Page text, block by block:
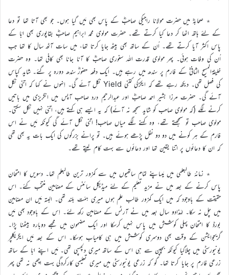
٭ صحابہؓ میں حضرت مولانا راجیکی صاحبؓ کے پاس بھی مَیں گیا ہوں۔ جو بھی آتا تھا تو دعا
کے لئے ہاتھ اٹھا کر دعا کیا کرتے تھے۔ حضرت مولوی محمد ابراہیم صاحبؓ بقاپوری بھی ابّا کے
پاس اکثر آیا کرتے تھے۔ اُن کے ساتھ بھی بیٹھ جایا کرتا تھا، میں سات آٹھ سال کا تھا جب
اُن کی وفات ہوئی۔ پھر مولوی قدرت اللہ سنوری صاحبؓ کا آنا جانا بھی کافی تھا۔ وہ حضرت
خلیفۃالمسیح الثانیؓ کے فارم پر سندھ میں رہے ہیں۔ ایک دفعہ حضورؓ سندھ دورہ پر گئے۔ شاید کپاس
کی فصل تھی۔ دیکھ رہے تھے کہ ایکڑکی کتنی Yield نکل آئے گی۔ اِنہوں نے کہا کہ اتنی نکل
آئے گی۔ حضرت مرزا بشیر احمد صاحبؓ اور عبدالرحیم درد صاحب آپس میں انگریزی میں باتیں
کرنے لگے (کہ مولوی صاحب کو شاید سمجھ نہ آئے) کہ یہ ایسے ہی کہتے ہیں، اتنی نہیں نکل سکتی۔
مولوی صاحب تو سمجھتے تھے، وہ کہنے لگے میاں صاحب! اتنی نکل آئے گی کیونکہ مَیں نے اس
فارم کے ہر کونے میں دو دو نفل پڑھے ہوئے ہیں۔ تو پرانے بزرگوں کی ایک بات یہ بھی تھی
کہ ان کا دعائوں پر اتنا یقین تھا اور دعائوں سے بہت کام لیتے تھے۔
٭ زمانۂ طالبعلمی میں مَیںاپنے تمام ساتھیوں میں سے کمزور ترین طالبعلم تھا۔ دسویں کا امتحان
پاس کرنے کے بعد میں نے مزید تعلیم کے لئے میڈیکل سائنس کے مضامین منتخب کئے۔ اس
حقیقت کے باوجود کہ میں ایک کمزور طالب علم ہوں میری ہمّت بلند تھی۔ البتہ مَیں ان مضامین
میں چل نہ سکا۔ لہٰذادو سال بعد میں نے آرٹس کے مضامین رکھ لئے۔ اِس کے باوجود بھی مَیں
بورڈ کا امتحان پہلی کوشش میں پاس نہیں کرسکا اور ایک مضمون میں مجھے دوبارہ بیٹھنا پڑا۔
گریجوایشن کے وقت بھی دوسری کوشش میں ہی کامیاب ہوسکا۔ اس کے بعد مَیں ایگریکلچر
یونیورسٹی میں چلاگیا کیونکہ بچپن سے ہی اس کے ساتھ میری دلچسپی تھی۔ مَیں اپنے ابّا کے ساتھ
زرعی فارم پر جایا کرتا تھا۔ گو کہ زرعی یونیورسٹی میں میری تعلیمی کارکردگی بہت اچھی نہ تھی پھر